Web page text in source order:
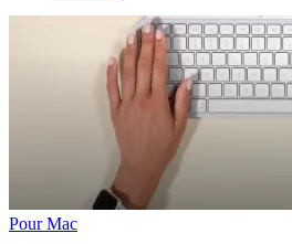
Pour Mac